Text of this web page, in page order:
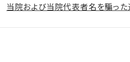
当院および当院代表者名を騙っ